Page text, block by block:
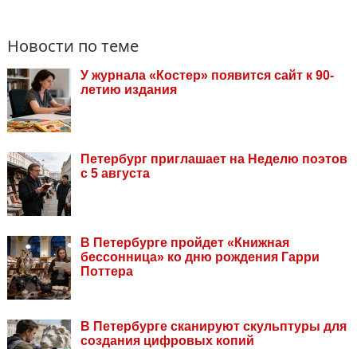
Новости по теме
У журнала «Костер» появится сайт к 90-
летию издания
Петербург приглашает на Неделю поэтов
с 5 августа
В Петербурге пройдет «Книжная
бессонница» ко дню рождения Гарри
Поттера
В Петербурге сканируют скульптуры для
создания цифровых копий